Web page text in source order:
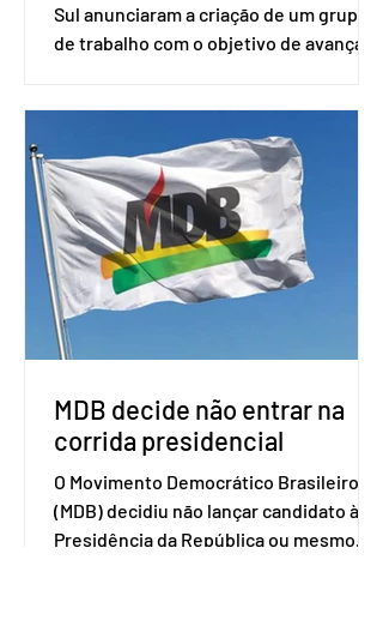
Sul anunciaram a criação de um grupo
de trabalho com o objetivo de avançar
Uruguai, além de outros países
associados. “Decidimos criar um grupo
de trabalho que vai identificar
sensibilidades dos dois lados e evitar
que elas sejam um empecilho para a
retomada das negociações de um
acordo do Mercosul com a Coreia”,
disse o presiden
MDB decide não entrar na
corrida presidencial
O Movimento Democrático Brasileiro
(MDB) decidiu não lançar candidato à
Presidência da República ou mesmo